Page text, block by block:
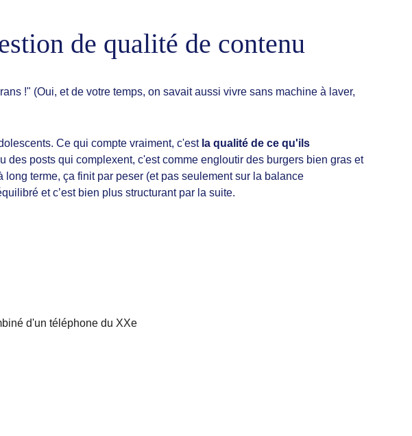
de qualité de contenu
!" (Oui, et de votre temps, on savait aussi vivre sans machine à laver,
. Ce qui compte vraiment, c'est la qualité de ce qu'ils
posts qui complexent, c'est comme engloutir des burgers bien gras et
terme, ça finit par peser (et pas seulement sur la balance
et c’est bien plus structurant par la suite.